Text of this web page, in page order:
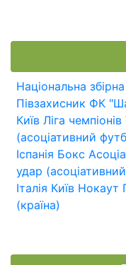
Національна
Півзахисник ФК
Київ Ліга
(асоціативний
Іспанія Бокс
удар
Італія Київ Нокаут
(країна)